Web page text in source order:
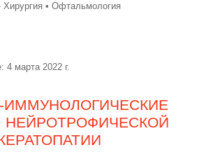
Хирургия • Офтальмология
4 марта 2022 г.
ИММУНОЛОГИЧЕСКИЕ
НЕЙРОТРОФИЧЕСКОЙ